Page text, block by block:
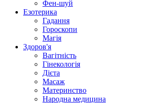
Фен-шуй
Езотерика
Гадання
Гороскопи
Магія
Здоров'я
Вагітність
Гінекологія
Дієта
Масаж
Материнство
Народна медицина